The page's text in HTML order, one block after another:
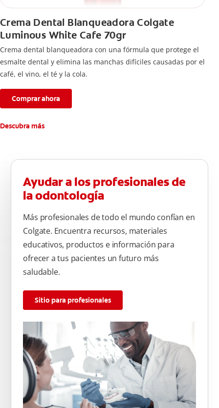
Crema Dental Blanqueadora Colgate
Luminous White Cafe 70gr
Crema dental blanqueadora con una fórmula que protege el
esmalte dental y elimina las manchas difíciles causadas por el
café, el vino, el té y la cola.
Comprar ahora
Descubra más
Ayudar a los profesionales de
la odontología
Más profesionales de todo el mundo confían en
Colgate. Encuentra recursos, materiales
educativos, productos e información para
ofrecer a tus pacientes un futuro más
saludable.
Sitio para profesionales